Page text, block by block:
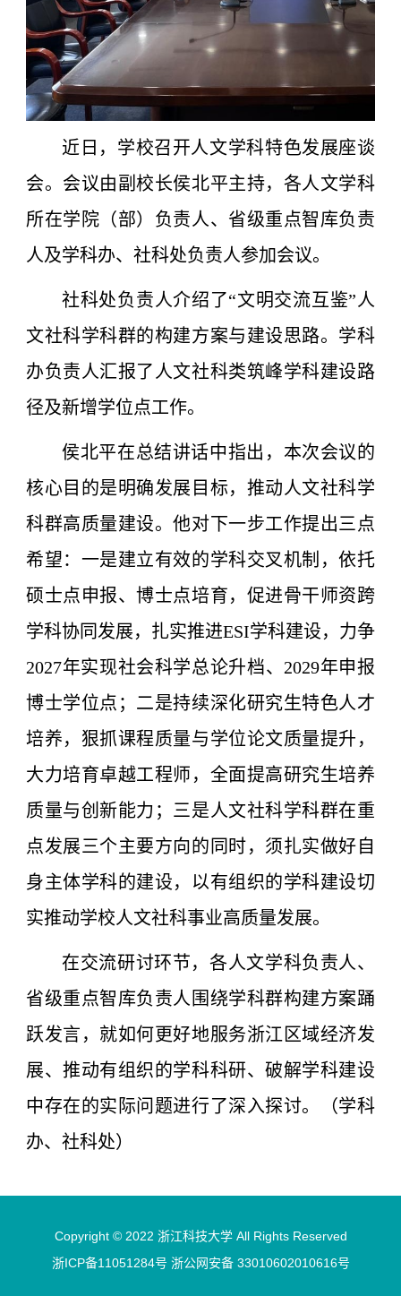
近日，学校召开人文学科特色发展座谈
会。会议由副校长侯北平主持，各人文学科
所在学院（部）负责人、省级重点智库负责
人及学科办、社科处负责人参加会议。
社科处负责人介绍了“文明交流互鉴”人
文社科学科群的构建方案与建设思路。学科
办负责人汇报了人文社科类筑峰学科建设路
径及新增学位点工作。
侯北平在总结讲话中指出，本次会议的
核心目的是明确发展目标，推动人文社科学
科群高质量建设。他对下一步工作提出三点
希望：一是建立有效的学科交叉机制，依托
硕士点申报、博士点培育，促进骨干师资跨
学科协同发展，扎实推进ESI学科建设，力争
2027年实现社会科学总论升档、2029年申报
博士学位点；二是持续深化研究生特色人才
培养，狠抓课程质量与学位论文质量提升，
大力培育卓越工程师，全面提高研究生培养
质量与创新能力；三是人文社科学科群在重
点发展三个主要方向的同时，须扎实做好自
身主体学科的建设，以有组织的学科建设切
实推动学校人文社科事业高质量发展。
在交流研讨环节，各人文学科负责人、
省级重点智库负责人围绕学科群构建方案踊
跃发言，就如何更好地服务浙江区域经济发
展、推动有组织的学科科研、破解学科建设
中存在的实际问题进行了深入探讨。（学科
办、社科处）
Copyright © 2022 浙江科技大学 All Rights Reserved
浙ICP备11051284号 浙公网安备 33010602010616号